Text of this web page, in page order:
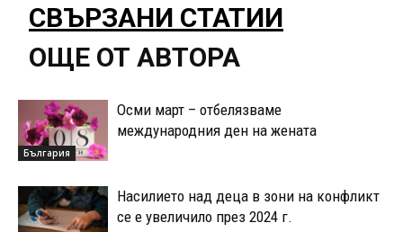
СВЪРЗАНИ СТАТИИ
ОЩЕ ОТ АВТОРА
България
Осми март – отбелязваме
международния ден на жената
Насилието над деца в зони на конфликт
се е увеличило през 2024 г.